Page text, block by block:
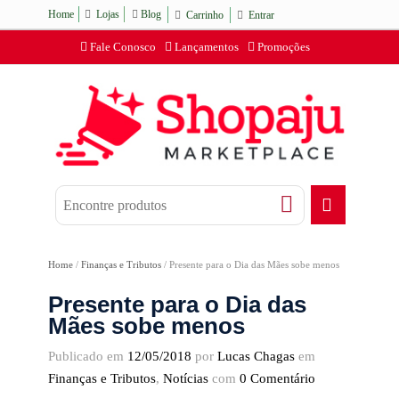
Fale Conosco Lançamentos Promoções
Home Lojas Blog Carrinho Entrar
Home / Finanças e Tributos / Presente para o Dia das Mães sobe menos
Presente para o Dia das
Mães sobe menos
Publicado em 12/05/2018 por Lucas Chagas em
Finanças e Tributos, Notícias com 0 Comentário